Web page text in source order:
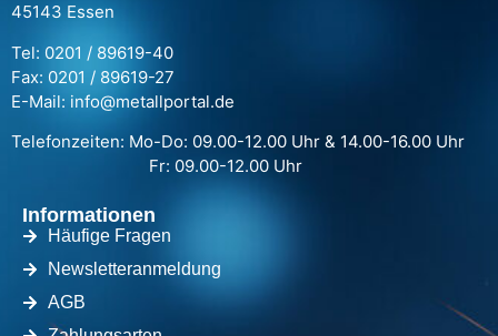
45143 Essen
Tel: 0201 / 89619-40
Fax: 0201 / 89619-27
E-Mail: info@metallportal.de
Telefonzeiten: Mo-Do: 09.00-12.00 Uhr & 14.00-16.00 Uhr
Fr: 09.00-12.00 Uhr
Informationen
Häufige Fragen
Newsletteranmeldung
AGB